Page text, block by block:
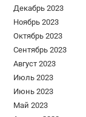
Декабрь 2023
Ноябрь 2023
Октябрь 2023
Сентябрь 2023
Август 2023
Июль 2023
Июнь 2023
Май 2023